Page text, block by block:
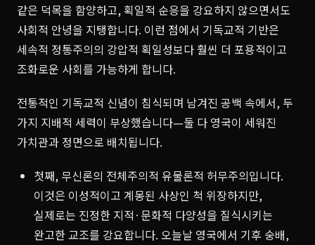
같은 덕목을 함양하고, 획일적 순응을 강요하지 않으면서도
사회적 안녕을 지탱합니다. 이런 점에서 기독교적 기반은
세속적 정통주의의 강압적 획일성보다 훨씬 더 포용적이고
조화로운 사회를 가능하게 합니다.
전통적인 기독교적 신념이 침식되며 남겨진 공백 속에서, 두
가지 지배적 세력이 부상했습니다—둘 다 영국이 세워진
가치관과 정면으로 배치됩니다.
첫째, 무신론의 전체주의적 유물론적 허무주의입니다.
이것은 이성적이고 계몽된 사상인 척 위장하지만,
실제로는 진정한 지적·문화적 다양성을 질식시키는
완고한 교조를 강요합니다. 오늘날 영국에서 기후 숭배,